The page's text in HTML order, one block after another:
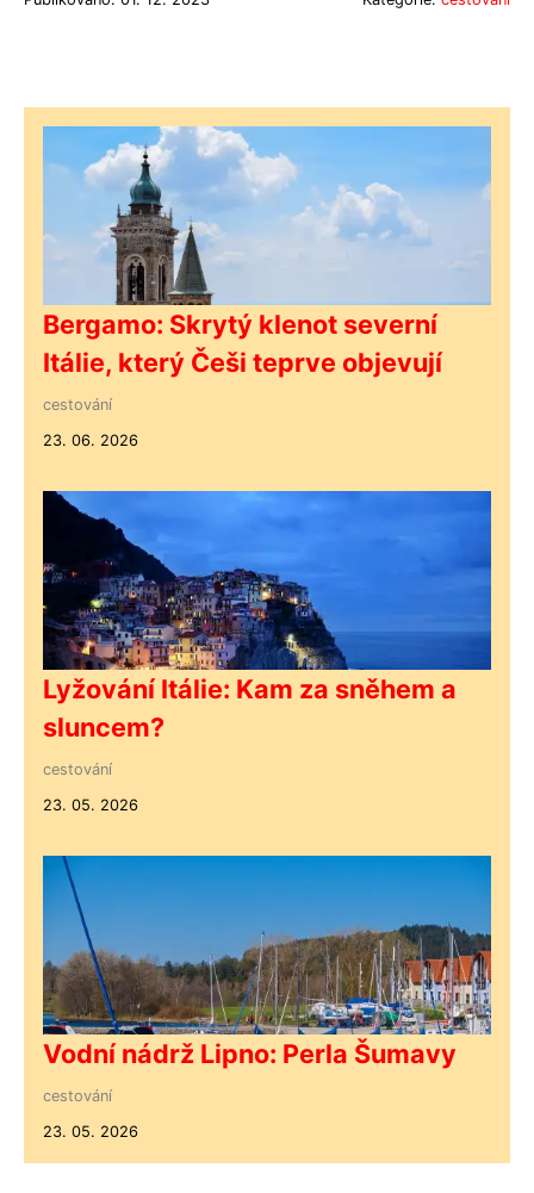
Bergamo: Skrytý klenot severní
Itálie, který Češi teprve objevují
cestování
23. 06. 2026
Lyžování Itálie: Kam za sněhem a
sluncem?
cestování
23. 05. 2026
Vodní nádrž Lipno: Perla Šumavy
cestování
23. 05. 2026